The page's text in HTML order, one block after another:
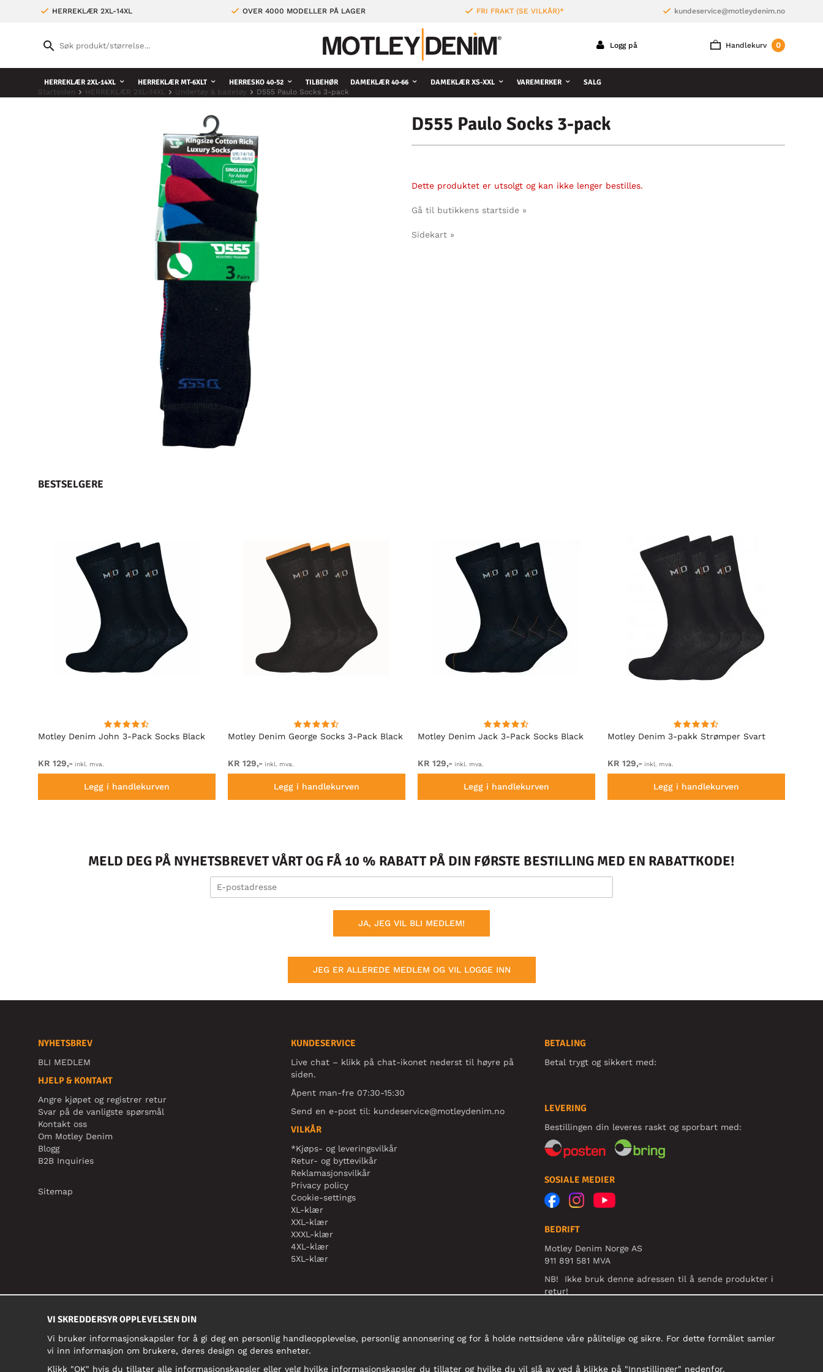
HERREKLÆR 2XL-14XL OVER 4000 MODELLER PÅ LAGER FRI FRAKT (SE VILKÅR)* kundeservice@motleydenim.no
Handlekurv 0
Logg på
HERREKLÆR 2XL-14XL HERREKLÆR MT-6XLT HERRESKO 40-52 TILBEHØR DAMEKLÆR 40-66 DAMEKLÆR XS-XXL VAREMERKER SALG
Startsiden HERREKLÆR 2XL-14XL Undertøy & badetøy D555 Paulo Socks 3-pack
D555 Paulo Socks 3-pack
Dette produktet er utsolgt og kan ikke lenger bestilles.
Gå til butikkens startside »
Sidekart »
BESTSELGERE
Motley Denim John 3-Pack Socks Black
KR 129,- inkl. mva.
Legg i handlekurven
Motley Denim George Socks 3-Pack Black
KR 129,- inkl. mva.
Legg i handlekurven
Motley Denim Jack 3-Pack Socks Black
KR 129,- inkl. mva.
Legg i handlekurven
Motley Denim 3-pakk Strømper Svart
KR 129,- inkl. mva.
Legg i handlekurven
MELD DEG PÅ NYHETSBREVET VÅRT OG FÅ 10 % RABATT PÅ DIN FØRSTE BESTILLING MED EN RABATTKODE!
JA, JEG VIL BLI MEDLEM!
JEG ER ALLEREDE MEDLEM OG VIL LOGGE INN
NYHETSBREV
BLI MEDLEM
HJELP & KONTAKT
Angre kjøpet og registrer retur
Svar på de vanligste spørsmål
Kontakt oss
Om Motley Denim
Blogg
B2B Inquiries
Sitemap
KUNDESERVICE
Live chat – klikk på chat-ikonet nederst til høyre på
siden.
Åpent man-fre 07:30-15:30
Send en e-post til: kundeservice@motleydenim.no
VILKÅR
*Kjøps- og leveringsvilkår
Retur- og byttevilkår
Reklamasjonsvilkår
Privacy policy
Cookie-settings
XL-klær
XXL-klær
XXXL-klær
4XL-klær
5XL-klær
BETALING
Betal trygt og sikkert med:
LEVERING
Bestillingen din leveres raskt og sporbart med:
SOSIALE MEDIER
BEDRIFT
Motley Denim Norge AS
911 891 581 MVA
NB! Ikke bruk denne adressen til å sende produkter i
retur!
VI SKREDDERSYR OPPLEVELSEN DIN
Vi bruker informasjonskapsler for å gi deg en personlig handleopplevelse, personlig annonsering og for å holde nettsidene våre pålitelige og sikre. For dette formålet samler
vi inn informasjon om brukere, deres design og deres enheter.
Klikk "OK" hvis du tillater alle informasjonskapsler eller velg hvilke informasjonskapsler du tillater og hvilke du vil slå av ved å klikke på "Innstillinger" nedenfor.